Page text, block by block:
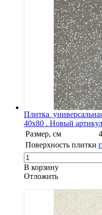
Плитка
40x80 . Новый
Размер, см
Поверхность плитки
В корзину
Oтложить